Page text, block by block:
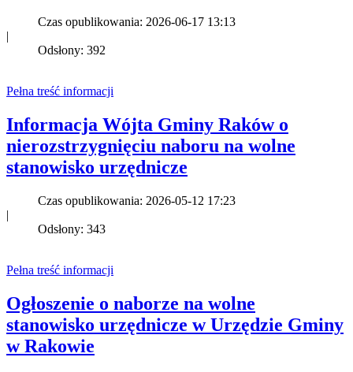
Czas opublikowania: 2026-06-17 13:13
|
Odsłony: 392
Pełna treść informacji
Informacja Wójta Gminy Raków o
nierozstrzygnięciu naboru na wolne
stanowisko urzędnicze
Czas opublikowania: 2026-05-12 17:23
|
Odsłony: 343
Pełna treść informacji
Ogłoszenie o naborze na wolne
stanowisko urzędnicze w Urzędzie Gminy
w Rakowie